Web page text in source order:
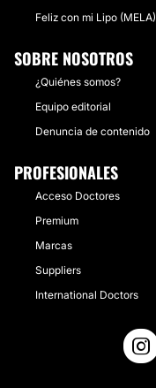
Feliz con mi Lipo (MELA)
SOBRE NOSOTROS
¿Quiénes somos?
Equipo editorial
Denuncia de contenido
PROFESIONALES
Acceso Doctores
Premium
Marcas
Suppliers
International Doctors